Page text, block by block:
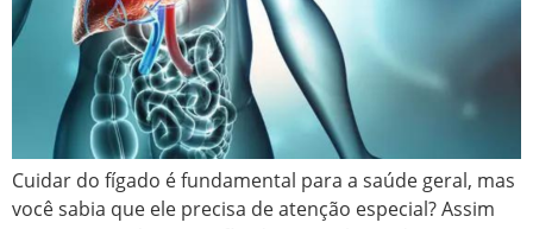
Cuidar do fígado é fundamental para a saúde geral, mas
você sabia que ele precisa de atenção especial? Assim